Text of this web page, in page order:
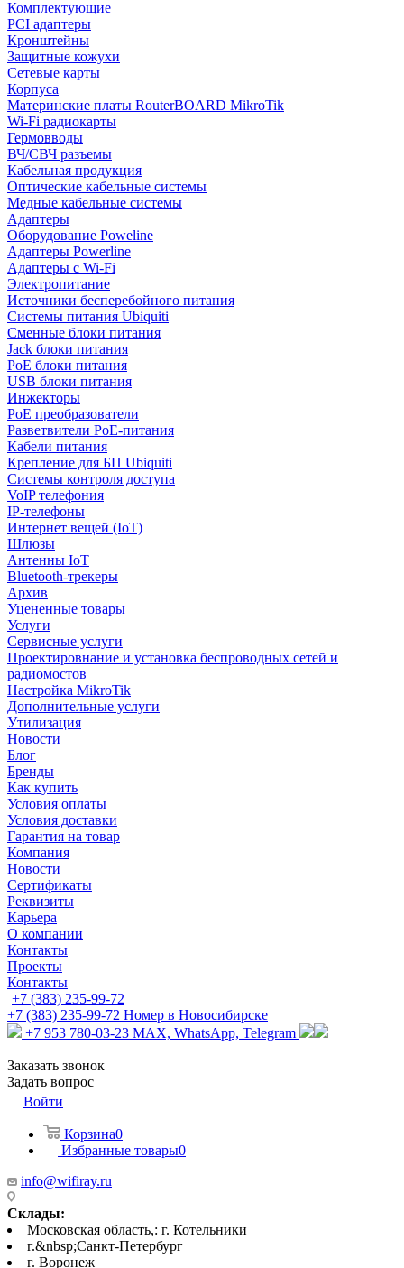
Комплектующие
PCI адаптеры
Кронштейны
Защитные кожухи
Сетевые карты
Корпуса
Материнские платы RouterBOARD MikroTik
Wi-Fi радиокарты
Гермовводы
ВЧ/СВЧ разъемы
Кабельная продукция
Оптические кабельные системы
Медные кабельные системы
Адаптеры
Оборудование Poweline
Адаптеры Powerline
Адаптеры с Wi-Fi
Электропитание
Источники бесперебойного питания
Системы питания Ubiquiti
Сменные блоки питания
Jack блоки питания
PoE блоки питания
USB блоки питания
Инжекторы
PoE преобразователи
Разветвители PoE-питания
Кабели питания
Крепление для БП Ubiquiti
Системы контроля доступа
VoIP телефония
IP-телефоны
Интернет вещей (IoT)
Шлюзы
Антенны IoT
Bluetooth-трекеры
Архив
Уцененные товары
Услуги
Сервисные услуги
Проектировнание и установка беспроводных сетей и
радиомостов
Настройка MikroTik
Дополнительные услуги
Утилизация
Новости
Блог
Бренды
Как купить
Условия оплаты
Условия доставки
Гарантия на товар
Компания
Новости
Сертификаты
Реквизиты
Карьера
О компании
Контакты
Проекты
Контакты
+7 (383) 235-99-72
+7 (383) 235-99-72 Номер в Новосибирске
+7 953 780-03-23 MAX, WhatsApp, Telegram
Заказать звонок
Задать вопрос
Войти
Корзина0
Избранные товары0
info@wifiray.ru
Склады:
Московская область,: г. Котельники
г.&nbsp;Санкт-Петербург
г. Воронеж